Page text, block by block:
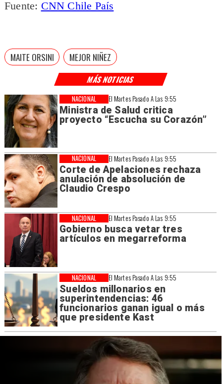
MÁS NOTICIAS
El Martes Pasado A Las 9:55
Ministra de Salud critica
proyecto “Escucha su Corazón”
NACIONAL
El Martes Pasado A Las 9:55
Corte de Apelaciones rechaza
anulación de absolución de
Claudio Crespo
NACIONAL
El Martes Pasado A Las 9:55
Gobierno busca vetar tres
artículos en megarreforma
NACIONAL
El Martes Pasado A Las 9:55
Sueldos millonarios en
superintendencias: 46
funcionarios ganan igual o más
que presidente Kast
NACIONAL
Fuente: CNN Chile País
MAITE ORSINI MEJOR NIÑEZ